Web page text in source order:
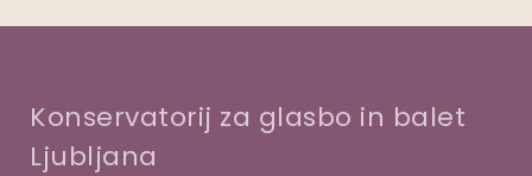
Konservatorij za glasbo in balet
Ljubljana